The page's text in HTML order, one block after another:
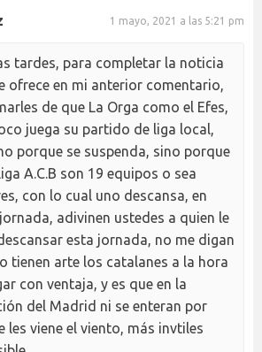
1 mayo, 2021 a las 5:21 pm
tardes, para completar la noticia
ofrece en mi anterior comentario,
de que La Orga como el Efes,
juega su partido de liga local,
porque se suspenda, sino porque
A.C.B son 19 equipos o sea
con lo cual uno descansa, en
adivinen ustedes a quien le
esta jornada, no me digan
tienen arte los catalanes a la hora
con ventaja, y es que en la
del Madrid ni se enteran por
les viene el viento, más invtiles